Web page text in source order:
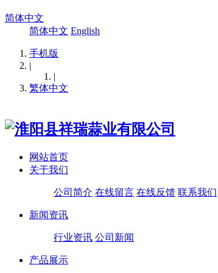
简体中文
简体中文 English
手机版
|
|
繁体中文
网站首页
关于我们
公司简介 在线留言 在线反馈 联系我们
新闻资讯
行业资讯 公司新闻
产品展示